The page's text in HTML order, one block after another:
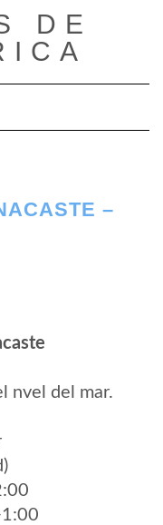
DE
modo de navegación
–
nvel del mar.